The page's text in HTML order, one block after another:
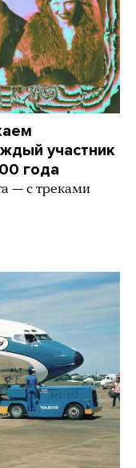
участник
года
— с треками